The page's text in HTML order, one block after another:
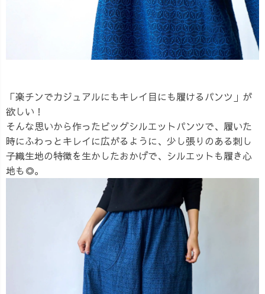
「楽チンでカジュアルにもキレイ目にも履けるパンツ」が
欲しい！
そんな思いから作ったビッグシルエットパンツで、履いた
時にふわっとキレイに広がるように、少し張りのある刺し
子織生地の特徴を生かしたおかげで、シルエットも履き心
地も◎。